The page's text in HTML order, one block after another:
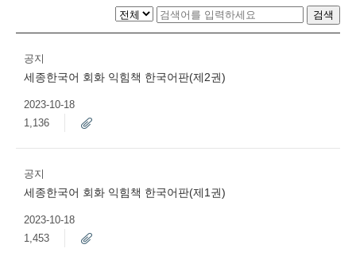
검색
공지
세종한국어 회화 익힘책 한국어판(제2권)
2023-10-18
1,136
공지
세종한국어 회화 익힘책 한국어판(제1권)
2023-10-18
1,453